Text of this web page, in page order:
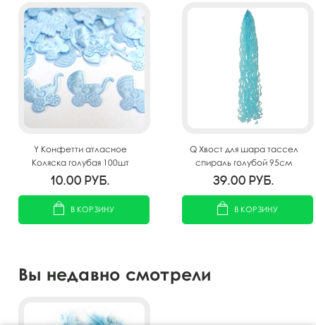
Y Конфетти атласное
Коляска голубая 100шт
10.00 руб.
В КОРЗИНУ
Q Хвост для шара тассел
спираль голубой 95см
39.00 руб.
В КОРЗИНУ
Вы недавно смотрели